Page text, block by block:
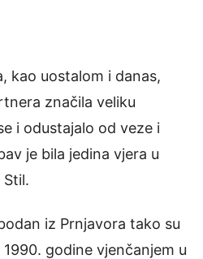
kao uostalom i danas,
značila veliku
i odustajalo od veze i
je bila jedina vjera u
Stil.
iz Prnjavora tako su
godine vjenčanjem u